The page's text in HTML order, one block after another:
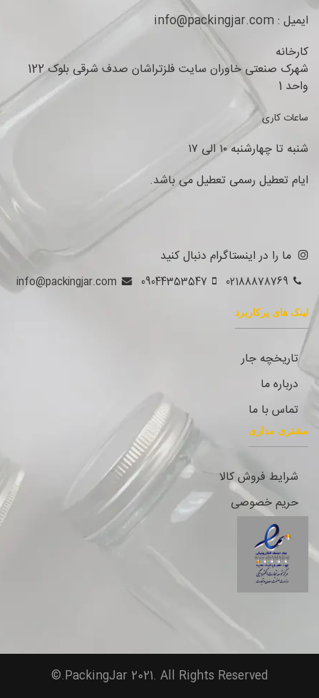
ایمیل : info@packingjar.com
کارخانه
شهرک صنعتی خاوران سایت فلزتراشان صدف شرقی بلوک 122
واحد 1
ساعات کاری
شنبه تا چهارشنبه ۱۰ الی ۱۷
ایام تعطیل رسمی تعطیل می باشد.
ما را در اینستاگرام دنبال کنید
02188878769
09044353547
info@packingjar.com
لینک های پرکاربرد
تاریخچه جار
درباره ما
تماس با ما
مشتری مداری
شرایط فروش کالا
حریم خصوصی
PackingJar 2021. All Rights Reserved.©